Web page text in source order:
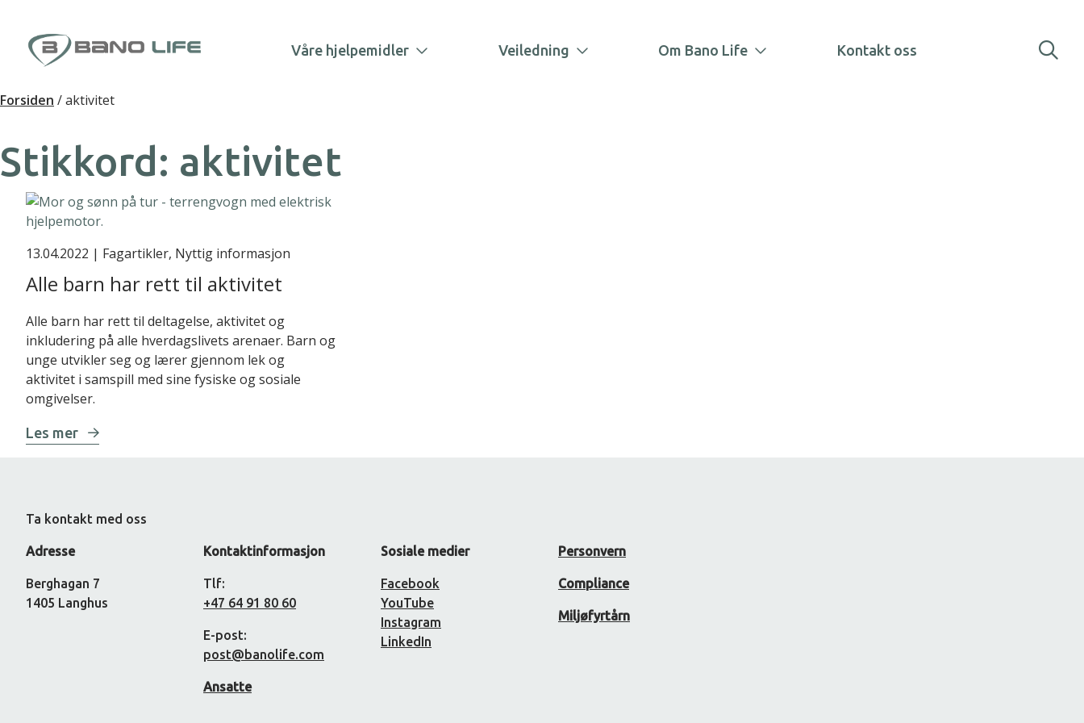
Våre hjelpemidler Veiledning Om Bano Life Kontakt oss
Forsiden /aktivitet
Stikkord: aktivitet
13.04.2022 | Fagartikler, Nyttig informasjon
Alle barn har rett til aktivitet
Alle barn har rett til deltagelse, aktivitet og
inkludering på alle hverdagslivets arenaer. Barn og
unge utvikler seg og lærer gjennom lek og
aktivitet i samspill med sine fysiske og sosiale
omgivelser.
Les mer
Ta kontakt med oss
Adresse
Berghagan 7
1405 Langhus
Kontaktinformasjon
Tlf:
+47 64 91 80 60
E-post:
post@banolife.com
Ansatte
Sosiale medier
Facebook
YouTube
Instagram
LinkedIn
Personvern
Compliance
Miljøfyrtårn